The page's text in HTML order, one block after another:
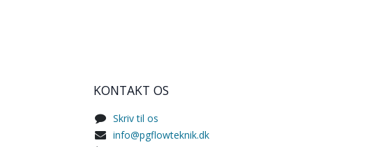
KONTAKT OS
Skriv til os
info@pgflowteknik.dk